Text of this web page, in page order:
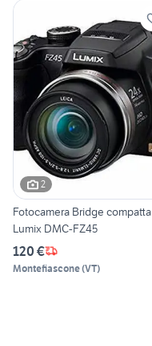
2
Fotocamera Bridge compatta
Lumix DMC-FZ45
120 €
Montefiascone(VT)